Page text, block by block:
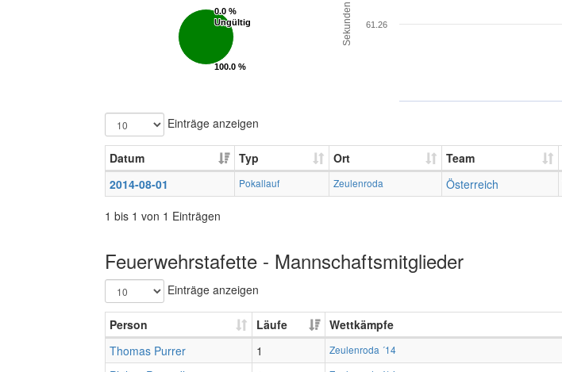
0.0 %
Ungültig
0.0 %
Ungültig
100.0 %
100.0 %
Sekunden 61.26
Einträge anzeigen
Datum Typ Ort Team
2014-08-01
Pokallauf Zeulenroda Österreich
1 bis 1 von 1 Einträgen
Feuerwehrstafette - Mannschaftsmitglieder
Einträge anzeigen
Person Läufe
Wettkämpfe
Thomas Purrer
1 Zeulenroda ´14